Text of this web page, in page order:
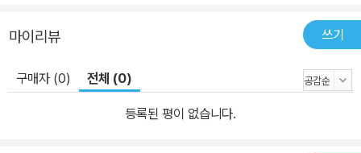
마이리뷰 쓰기
구매자 (0) 전체 (0)
등록된 평이 없습니다.